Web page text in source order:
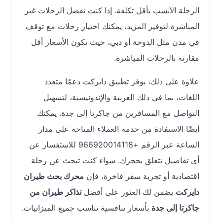
الرحلة الأنسب بأقل تكلفة. إذا كنت تفضل الرحلات غير
المباشرة لتوفير المزيد، يمكنك اختيار رحلات مع توقف
في مدن مثل الدوحة أو دبي، حيث تكون الأسعار أقل
مقارنة بالرحلات المباشرة.
علاوة على ذلك، يوفر تطبيق دايركت دعمًا متعدد
اللغات، بما في ذلك العربية والإندونيسية، لتسهيل
التواصل مع المسافرين من جاكرتا إلى جدة. يمكنك
أيضًا الاستفادة من خدمة العملاء المتاحة على مدار
الساعة عبر الرقم +966920014118 للاستفسار عن
أي تفاصيل تتعلق بحجزك. سواء كنت تبحث عن رحلة
اقتصادية أو تجربة سفر فاخرة، فإنمحرك بحث طيران
دايركتيضمن لك العثور على أفضلتذاكر طيران من
جاكرتا إلى جدةبأسعار تنافسية تناسب جميع الميزانيات.